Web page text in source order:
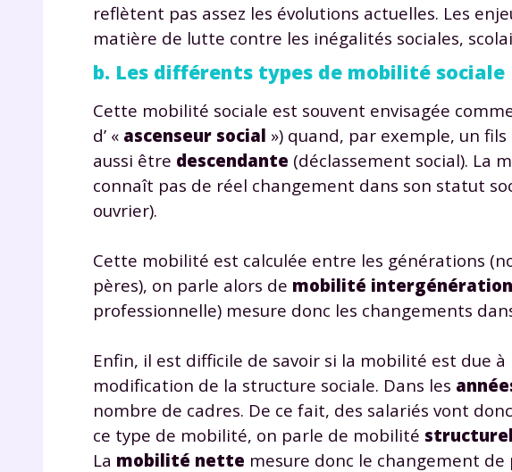
reflètent pas assez les évolutions actuelles. Les
matière de lutte contre les inégalités sociales,
b. Les différents types de mobilité sociale
Cette mobilité sociale est souvent envisagée
d’ « ascenseur social ») quand, par exemple, un
aussi être descendante (déclassement social). La
connaît pas de réel changement dans son statut
ouvrier).
Cette mobilité est calculée entre les générations
pères), on parle alors de mobilité
professionnelle) mesure donc les changements
Enfin, il est difficile de savoir si la mobilité est due
modification de la structure sociale. Dans les
nombre de cadres. De ce fait, des salariés vont
ce type de mobilité, on parle de mobilité
La mobilité nette mesure donc le changement